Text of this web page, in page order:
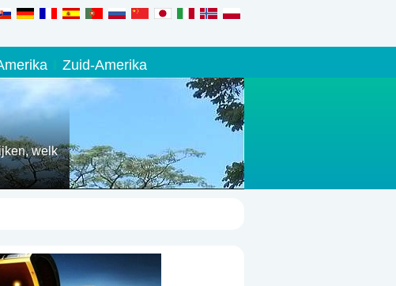
Zuid-Amerika
welk